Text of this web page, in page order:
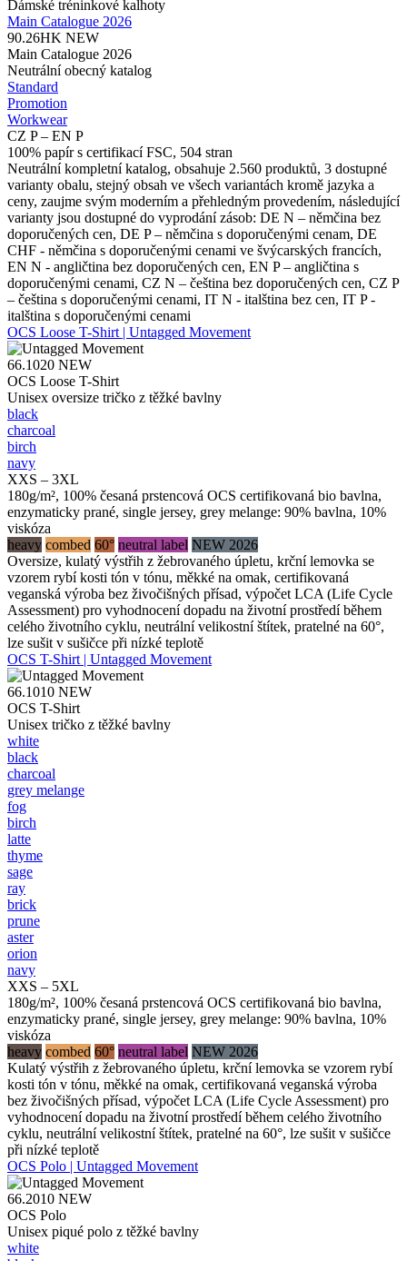
Dámské tréninkové kalhoty
Main Catalogue 2026
90.26HK NEW
Main Catalogue 2026
Neutrální obecný katalog
Standard
Promotion
Workwear
CZ P – EN P
100% papír s certifikací FSC, 504 stran
Neutrální kompletní katalog, obsahuje 2.560 produktů, 3 dostupné
varianty obalu, stejný obsah ve všech variantách kromě jazyka a
ceny, zaujme svým moderním a přehledným provedením, následující
varianty jsou dostupné do vyprodání zásob: DE N – němčina bez
doporučených cen, DE P – němčina s doporučenými cenam, DE
CHF - němčina s doporučenými cenami ve švýcarských francích,
EN N - angličtina bez doporučených cen, EN P – angličtina s
doporučenými cenami, CZ N – čeština bez doporučených cen, CZ P
– čeština s doporučenými cenami, IT N - italština bez cen, IT P -
italština s doporučenými cenami
OCS Loose T-Shirt | Untagged Movement
66.1020 NEW
OCS Loose T-Shirt
Unisex oversize tričko z těžké bavlny
black
charcoal
birch
navy
XXS – 3XL
180g/m², 100% česaná prstencová OCS certifikovaná bio bavlna,
enzymaticky prané, single jersey, grey melange: 90% bavlna, 10%
viskóza
heavy combed 60° neutral label NEW 2026
Oversize, kulatý výstřih z žebrovaného úpletu, krční lemovka se
vzorem rybí kosti tón v tónu, měkké na omak, certifikovaná
veganská výroba bez živočišných přísad, výpočet LCA (Life Cycle
Assessment) pro vyhodnocení dopadu na životní prostředí během
celého životního cyklu, neutrální velikostní štítek, pratelné na 60°,
lze sušit v sušičce při nízké teplotě
OCS T-Shirt | Untagged Movement
66.1010 NEW
OCS T-Shirt
Unisex tričko z těžké bavlny
white
black
charcoal
grey melange
fog
birch
latte
thyme
sage
ray
brick
prune
aster
orion
navy
XXS – 5XL
180g/m², 100% česaná prstencová OCS certifikovaná bio bavlna,
enzymaticky prané, single jersey, grey melange: 90% bavlna, 10%
viskóza
heavy combed 60° neutral label NEW 2026
Kulatý výstřih z žebrovaného úpletu, krční lemovka se vzorem rybí
kosti tón v tónu, měkké na omak, certifikovaná veganská výroba
bez živočišných přísad, výpočet LCA (Life Cycle Assessment) pro
vyhodnocení dopadu na životní prostředí během celého životního
cyklu, neutrální velikostní štítek, pratelné na 60°, lze sušit v sušičce
při nízké teplotě
OCS Polo | Untagged Movement
66.2010 NEW
OCS Polo
Unisex piqué polo z těžké bavlny
white